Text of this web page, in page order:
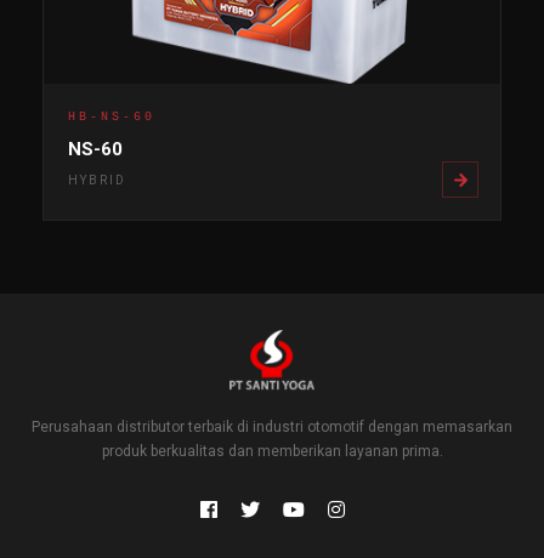
HB-NS-60
NS-60
HYBRID
Perusahaan distributor terbaik di industri otomotif dengan memasarkan
produk berkualitas dan memberikan layanan prima.